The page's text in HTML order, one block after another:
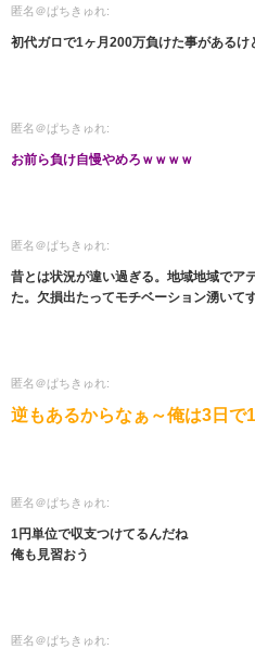
匿名＠ぱちきゅれ:
初代ガロで1ヶ月200万負けた事がある
匿名＠ぱちきゅれ:
お前ら負け自慢やめろｗｗｗｗ
匿名＠ぱちきゅれ:
昔とは状況が違い過ぎる。地域地域でア
た。欠損出たってモチベーション湧いて
匿名＠ぱちきゅれ:
逆もあるからなぁ～俺は3日で
匿名＠ぱちきゅれ:
1円単位で収支つけてるんだね
俺も見習おう
匿名＠ぱちきゅれ: